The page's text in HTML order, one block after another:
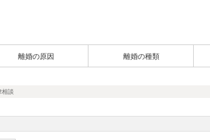
離婚の原因 離婚の種類
談